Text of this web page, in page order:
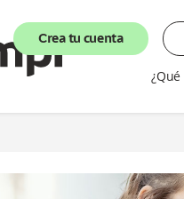
Crea tu cuenta